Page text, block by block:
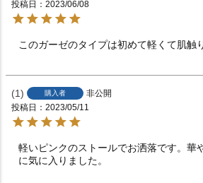
投稿日 2023/06/08
このガーゼのタイプは初めて軽くて肌触
1 購入者
非公開
投稿日
2023/05/11
軽いピンクのストールでお洒落です。華
に気に入りました。